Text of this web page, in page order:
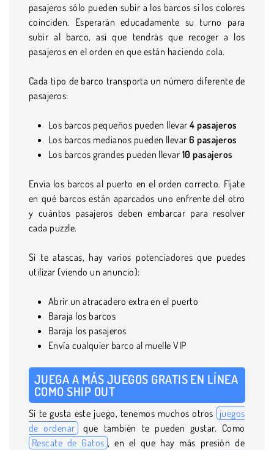
pasajeros sólo pueden subir a los barcos si los colores
coinciden. Esperarán educadamente su turno para
subir al barco, así que tendrás que recoger a los
pasajeros en el orden en que están haciendo cola.
Cada tipo de barco transporta un número diferente de
pasajeros:
Los barcos pequeños pueden llevar4 pasajeros
Los barcos medianos pueden llevar6 pasajeros
Los barcos grandes pueden llevar 10 pasajeros
Envía los barcos al puerto en el orden correcto. Fíjate
en qué barcos están aparcados uno enfrente del otro
y cuántos pasajeros deben embarcar para resolver
cada puzzle.
Si te atascas, hay varios potenciadores que puedes
utilizar (viendo un anuncio):
Abrir un atracadero extra en el puerto
Baraja los barcos
Baraja los pasajeros
Envía cualquier barco al muelle VIP
JUEGA A MÁS JUEGOS GRATIS EN LÍNEA
COMO SHIP OUT
Si te gusta este juego, tenemos muchos otros juegos
de ordenar que también te pueden gustar. Como
Rescate de Gatos , en el que hay más presión de